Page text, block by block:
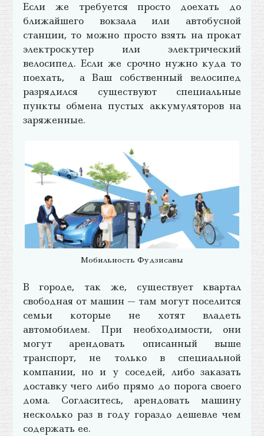
Если же требуется просто доехать до
ближайшего вокзала или автобусной
станции, то можно просто взять на прокат
электроскутер или электрический
велосипед. Если же срочно нужно куда то
поехать, а Ваш собственный велосипед
разрядился существуют специальные
пункты обмена пустых аккумуляторов на
заряженные.
Мобильность Фудзисавы
В городе, так же, существует квартал
свободная от машин — там могут поселится
семьи которые не хотят владеть
автомобилем. При необходимости, они
могут арендовать описанный выше
транспорт, не только в специальной
компании, но и у соседей, либо заказать
доставку чего либо прямо до порога своего
дома. Согласитесь, арендовать машину
несколько раз в году гораздо дешевле чем
содержать ее.